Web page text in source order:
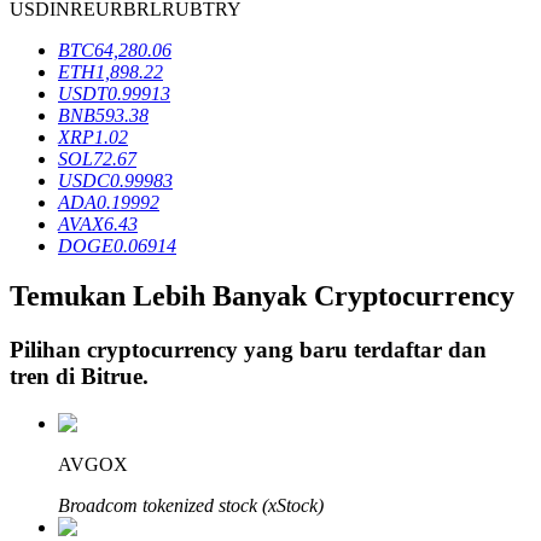
Penguncian BTR
Investasi eksklusif untuk pemegang BTR
Pinjaman
USDINREURBRLRUBTRY
BTC64,280.06
ETH1,898.22
USDT0.99913
BNB593.38
XRP1.02
SOL72.67
USDC0.99983
ADA0.19992
AVAX6.43
DOGE0.06914
Temukan Lebih Banyak Cryptocurrency
Pilihan cryptocurrency yang baru terdaftar dan
tren di Bitrue.
AVGOX
Broadcom tokenized stock (xStock)